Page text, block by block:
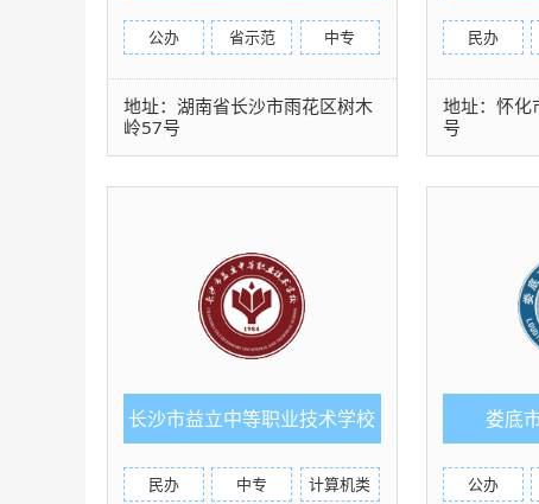
公办 省示范 中专
地址：湖南省长沙市雨花区树木
岭57号
民办
地址：怀化
号
长沙市益立中等职业技术学校
民办 中专 计算机类
娄底
公办